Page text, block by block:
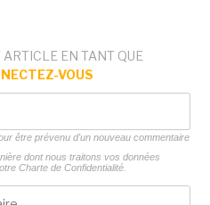
EN TANT QUE
VOUS
être prévenu d'un nouveau commentaire
dont nous traitons vos données
Charte de Confidentialité.